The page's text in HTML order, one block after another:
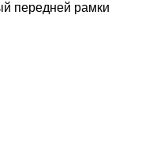
передней рамки